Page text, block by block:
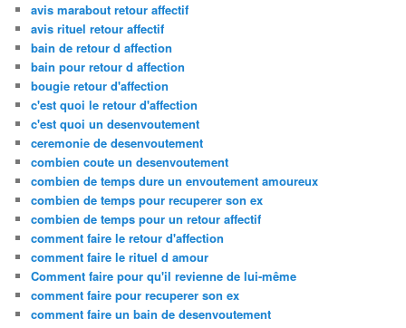
avis marabout retour affectif
avis rituel retour affectif
bain de retour d affection
bain pour retour d affection
bougie retour d'affection
c'est quoi le retour d'affection
c'est quoi un desenvoutement
ceremonie de desenvoutement
combien coute un desenvoutement
combien de temps dure un envoutement amoureux
combien de temps pour recuperer son ex
combien de temps pour un retour affectif
comment faire le retour d'affection
comment faire le rituel d amour
Comment faire pour qu'il revienne de lui-même
comment faire pour recuperer son ex
comment faire un bain de desenvoutement